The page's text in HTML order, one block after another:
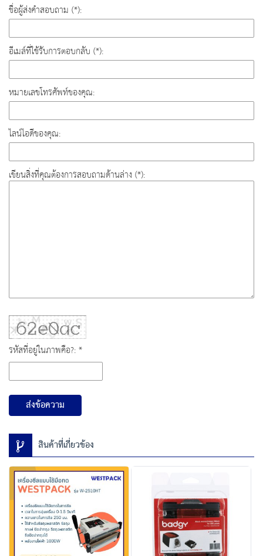
ชื่อผู้ส่งคำสอบถาม (*):
อีเมล์ที่ใช้รับการตอบกลับ (*):
หมายเลขโทรศัพท์ของคุณ:
ไลน์ไอดีของคุณ:
เขียนสิ่งที่คุณต้องการสอบถามด้านล่าง (*):
รหัสที่อยู่ในภาพคือ?: *
ส่งข้อความ
สินค้าที่เกี่ยวข้อง